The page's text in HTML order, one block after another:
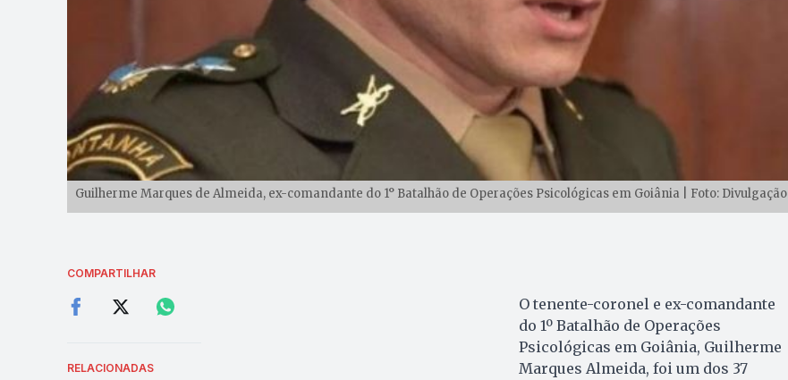
Guilherme Marques de Almeida, ex-comandante do 1° Batalhão de Operações Psicológicas em Goiânia | Foto: Divulgação
COMPARTILHAR
RELACIONADAS
O tenente-coronel e ex-comandante
do 1º Batalhão de Operações
Psicológicas em Goiânia, Guilherme
Marques Almeida, foi um dos 37